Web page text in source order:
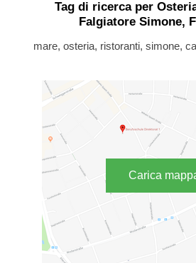
Tag di ricerca per
Falgiatore Simone,
mare, osteria, ristoranti, simone,
Carica